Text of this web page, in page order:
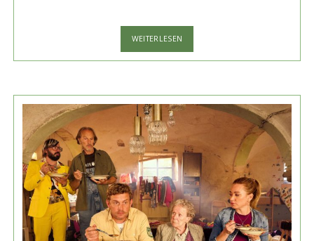
WEITERLESEN
UND
RENDEZVOUS“